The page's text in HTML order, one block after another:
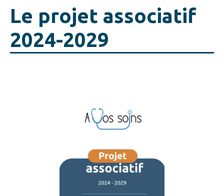
Le projet associatif
2024-2029